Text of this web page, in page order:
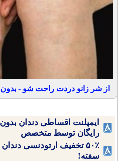
از شر زانو دردت راحت شو -
ایمپلنت اقساطی دندان
رایگان توسط متخصص
۵۰٪ تخفیف ارتودنسی
سفته!